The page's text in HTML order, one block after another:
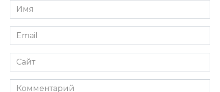
Имя
*
Email
*
Сайт
Комментарий